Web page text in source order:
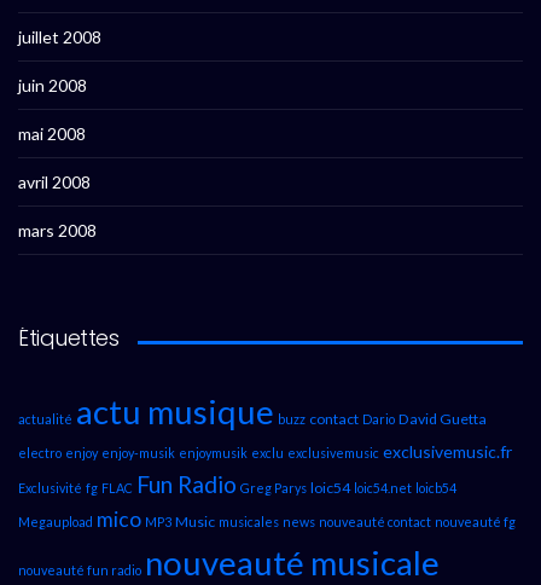
juillet 2008
juin 2008
mai 2008
avril 2008
mars 2008
Étiquettes
actualité actu musique buzz contact Dario David Guetta
electro enjoy enjoy-musik enjoymusik exclu exclusivemusic exclusivemusic.fr
Exclusivité fg FLAC Fun Radio Greg Parys loic54 loic54.net loicb54
Megaupload mico MP3 Music musicales news nouveauté contact nouveauté fg
nouveauté fun radio nouveauté musicale